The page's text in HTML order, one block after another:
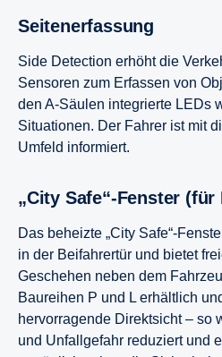
Seitenerfassung
Side Detection erhöht die
Sensoren zum Erfassen von
den A-Säulen integrierte LEDs
Situationen. Der Fahrer ist mit
Umfeld informiert.
„City Safe“-Fenster
Das beheizte „City Safe“-
in der Beifahrertür und bietet
Geschehen neben dem
Baureihen P und L erhältlich
hervorragende Direktsicht – so
und Unfallgefahr reduziert und